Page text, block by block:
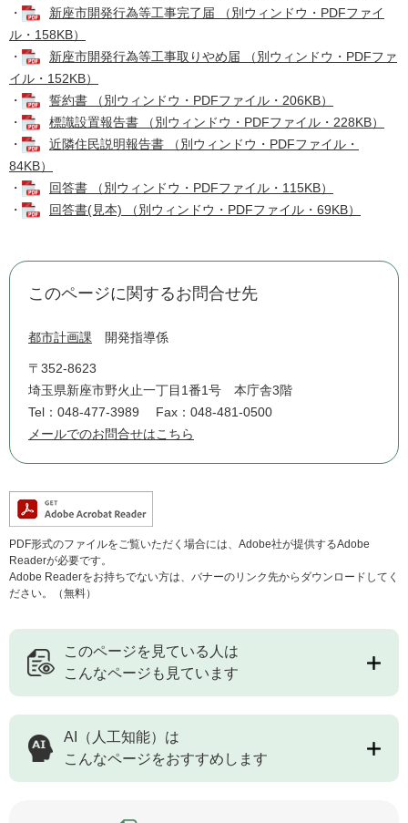
・
新座市開発行為等工事完了届 （別ウィンドウ・PDFファイ
ル・158KB）
・
新座市開発行為等工事取りやめ届 （別ウィンドウ・PDFファ
イル・152KB）
・
誓約書 （別ウィンドウ・PDFファイル・206KB）
・
標識設置報告書 （別ウィンドウ・PDFファイル・228KB）
・
近隣住民説明報告書 （別ウィンドウ・PDFファイル・
84KB）
・
回答書 （別ウィンドウ・PDFファイル・115KB）
・
回答書(見本) （別ウィンドウ・PDFファイル・69KB）
このページに関するお問合せ先
都市計画課 開発指導係
〒352-8623
埼玉県新座市野火止一丁目1番1号 本庁舎3階
Tel：048-477-3989
Fax：048-481-0500
メールでのお問合せはこちら
PDF形式のファイルをご覧いただく場合には、Adobe社が提供するAdobe
Readerが必要です。
Adobe Readerをお持ちでない方は、バナーのリンク先からダウンロードしてく
ださい。（無料）
このページを見ている人は
こんなページも見ています
AI（人工知能）は
こんなページをおすすめします